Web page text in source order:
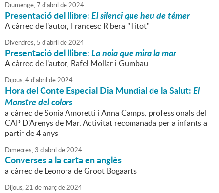
Diumenge,7 d'abril de2024
Presentació del llibre:El silenci que heu de témer
A càrrec de l'autor, Francesc Ribera "Titot"
Divendres, 5 d'abril de2024
Presentació del llibre:La noia que mira la mar
A càrrec de l'autor, Rafel Mollar i Gumbau
Dijous,4d'abril de2024
Hora del Conte Especial Dia Mundial de la Salut:El
Monstre del colors
a càrrec de Sonia Amoretti i Anna Camps, professionals del
CAP D'Arenys de Mar. Activitat recomanada per a infants a
partir de 4 anys
Dimecres,3 d'abril de2024
Converses a la carta en anglès
a càrrec de Leonora de Groot Bogaarts
Dijous,21 de marçde2024